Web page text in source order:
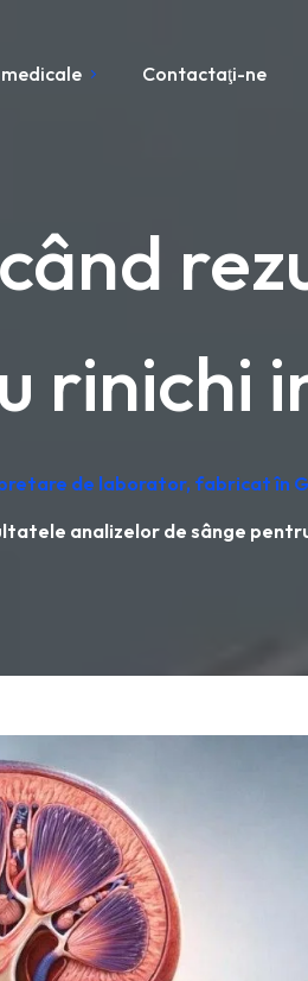
medicale Contactaţi-ne
când
rinichi
de laborator, fabricat în
analizelor de sânge